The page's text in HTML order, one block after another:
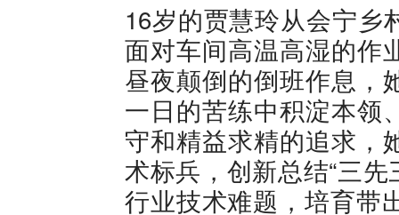
16岁的贾慧玲从会宁乡
面对车间高温高湿的作
昼夜颠倒的倒班作息，
一日的苦练中积淀本领
守和精益求精的追求，
术标兵，创新总结“三
行业技术难题，培育带